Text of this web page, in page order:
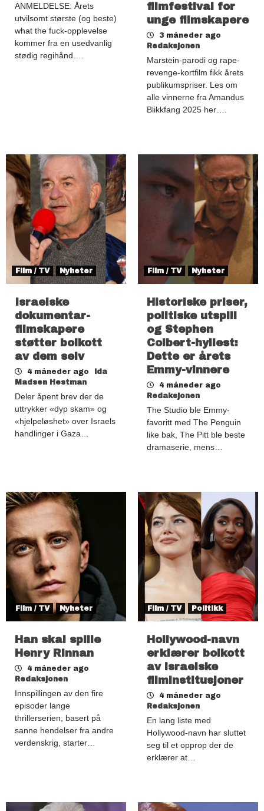
ANMELDELSE: Årets
utvilsomt største (og beste)
what the fuck-opplevelse
kommer fra en usedvanlig
stødig regihånd….
filmfestival for
unge filmskapere
3 måneder ago
Redaksjonen
Marstein-parodi og rape-
revenge-kortfilm fikk årets
publikumspriser. Les om
alle vinnerne fra Amandus
Blikkfang 2025 her….
Film / TV Nyheter
Israelske
dokumentar-
filmskapere
støtter boikott
av dem selv
4 måneder ago
Ida
Madsen Hestman
Deler åpent brev der de
uttrykker «dyp skam» og
«hjelpeløshet» over Israels
handlinger i Gaza…
Film / TV Nyheter
Historiske priser,
politiske utspill
og Stephen
Colbert-hyllest:
Dette er årets
Emmy-vinnere
4 måneder ago
Redaksjonen
The Studio ble Emmy-
favoritt med The Penguin
like bak, The Pitt ble beste
dramaserie, mens…
Film / TV Nyheter
Han skal spille
Henry Rinnan
4 måneder ago
Redaksjonen
Innspillingen av den fire
episoder lange
thrillerserien, basert på
sanne hendelser fra andre
verdenskrig, starter…
Film / TV Politikk
Hollywood-navn
erklærer boikott
av israelske
filminstitusjoner
4 måneder ago
Redaksjonen
En lang liste med
Hollywood-navn har sluttet
seg til et opprop der de
erklærer at…